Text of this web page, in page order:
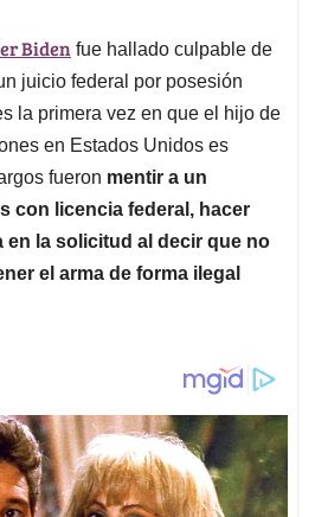
Biden fue hallado culpable de
juicio federal por posesión
la primera vez en que el hijo de
en Estados Unidos es
fueron mentir a un
con licencia federal, hacer
en la solicitud al decir que no
el arma de forma ilegal